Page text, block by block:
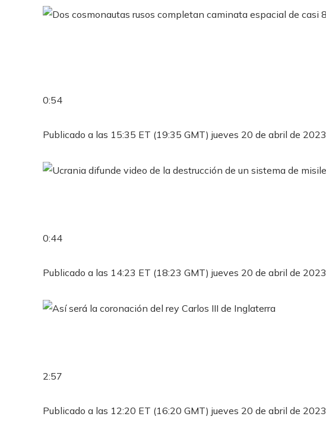
0:54
Publicado a las 15:35 ET (19:35 GMT) jueves 20 de abril de 2023
0:44
Publicado a las 14:23 ET (18:23 GMT) jueves 20 de abril de 2023
2:57
Publicado a las 12:20 ET (16:20 GMT) jueves 20 de abril de 2023